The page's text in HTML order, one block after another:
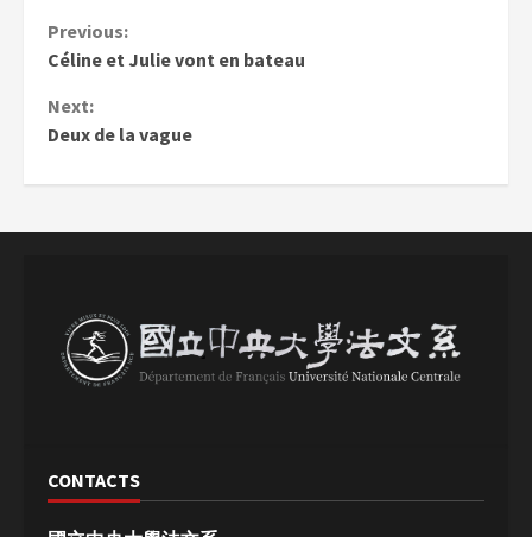
Continue
Previous:
Céline et Julie vont en bateau
Next:
Deux de la vague
CONTACTS